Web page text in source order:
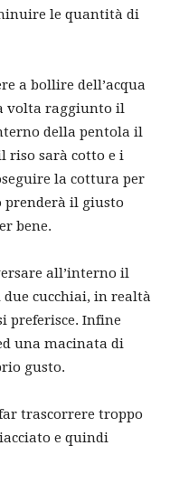
le quantità di
a bollire dell’acqua
volta raggiunto il
della pentola il
riso sarà cotto e i
la cottura per
il giusto
bene.
all’interno il
cucchiai, in realtà
preferisce. Infine
una macinata di
gusto.
trascorrere troppo
e quindi